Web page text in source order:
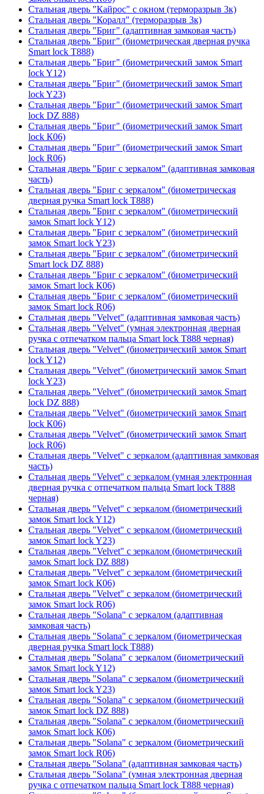
Стальная дверь "Кайрос" с окном (терморазрыв 3к)
Стальная дверь "Коралл" (терморазрыв 3к)
Стальная дверь "Бриг" (адаптивная замковая часть)
Стальная дверь "Бриг" (биометрическая дверная ручка
Smart lock T888)
Стальная дверь "Бриг" (биометрический замок Smart
lock Y12)
Стальная дверь "Бриг" (биометрический замок Smart
lock Y23)
Стальная дверь "Бриг" (биометрический замок Smart
lock DZ 888)
Стальная дверь "Бриг" (биометрический замок Smart
lock К06)
Стальная дверь "Бриг" (биометрический замок Smart
lock R06)
Стальная дверь "Бриг с зеркалом" (адаптивная замковая
часть)
Стальная дверь "Бриг с зеркалом" (биометрическая
дверная ручка Smart lock T888)
Стальная дверь "Бриг с зеркалом" (биометрический
замок Smart lock Y12)
Стальная дверь "Бриг с зеркалом" (биометрический
замок Smart lock Y23)
Стальная дверь "Бриг с зеркалом" (биометрический
Smart lock DZ 888)
Стальная дверь "Бриг с зеркалом" (биометрический
замок Smart lock К06)
Стальная дверь "Бриг с зеркалом" (биометрический
замок Smart lock R06)
Стальная дверь "Velvet" (адаптивная замковая часть)
Стальная дверь "Velvet" (умная электронная дверная
ручка с отпечатком пальца Smart lock T888 черная)
Стальная дверь "Velvet" (биометрический замок Smart
lock Y12)
Стальная дверь "Velvet" (биометрический замок Smart
lock Y23)
Стальная дверь "Velvet" (биометрический замок Smart
lock DZ 888)
Стальная дверь "Velvet" (биометрический замок Smart
lock К06)
Стальная дверь "Velvet" (биометрический замок Smart
lock R06)
Стальная дверь "Velvet" с зеркалом (адаптивная замковая
часть)
Стальная дверь "Velvet" с зеркалом (умная электронная
дверная ручка с отпечатком пальца Smart lock T888
черная)
Стальная дверь "Velvet" с зеркалом (биометрический
замок Smart lock Y12)
Стальная дверь "Velvet" с зеркалом (биометрический
замок Smart lock Y23)
Стальная дверь "Velvet" с зеркалом (биометрический
замок Smart lock DZ 888)
Стальная дверь "Velvet" с зеркалом (биометрический
замок Smart lock К06)
Стальная дверь "Velvet" с зеркалом (биометрический
замок Smart lock R06)
Стальная дверь "Solana" с зеркалом (адаптивная
замковая часть)
Стальная дверь "Solana" с зеркалом (биометрическая
дверная ручка Smart lock T888)
Стальная дверь "Solana" с зеркалом (биометрический
замок Smart lock Y12)
Стальная дверь "Solana" с зеркалом (биометрический
замок Smart lock Y23)
Стальная дверь "Solana" с зеркалом (биометрический
замок Smart lock DZ 888)
Стальная дверь "Solana" с зеркалом (биометрический
замок Smart lock К06)
Стальная дверь "Solana" с зеркалом (биометрический
замок Smart lock R06)
Стальная дверь "Solana" (адаптивная замковая часть)
Стальная дверь "Solana" (умная электронная дверная
ручка с отпечатком пальца Smart lock T888 черная)